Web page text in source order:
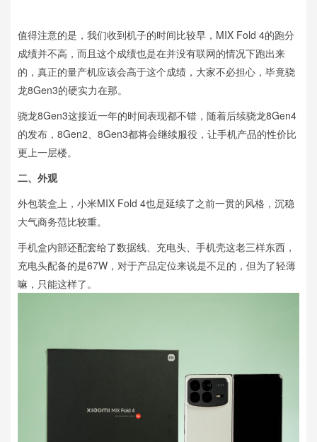
值得注意的是，我们收到机子的时间比较早，MIX Fold 4的跑分
成绩并不高，而且这个成绩也是在并没有联网的情况下跑出来
的，真正的量产机应该会高于这个成绩，大家不必担心，毕竟骁
龙8Gen3的硬实力在那。
骁龙8Gen3这接近一年的时间表现都不错，随着后续骁龙8Gen4
的发布，8Gen2、8Gen3都将会继续服役，让手机产品的性价比
更上一层楼。
二、外观
外包装盒上，小米MIX Fold 4也是延续了之前一贯的风格，沉稳
大气商务范比较重。
手机盒内部还配套给了数据线、充电头、手机壳这老三样东西，
充电头配备的是67W，对于产品定位来说是不足的，但为了轻薄
嘛，只能这样了。